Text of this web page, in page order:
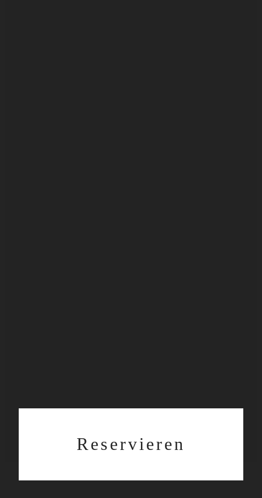
Reservieren